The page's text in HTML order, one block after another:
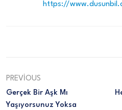
https://
PREVIOUS
Gerçek Bir Aşk Mı
Yaşıyorsunuz Yoksa